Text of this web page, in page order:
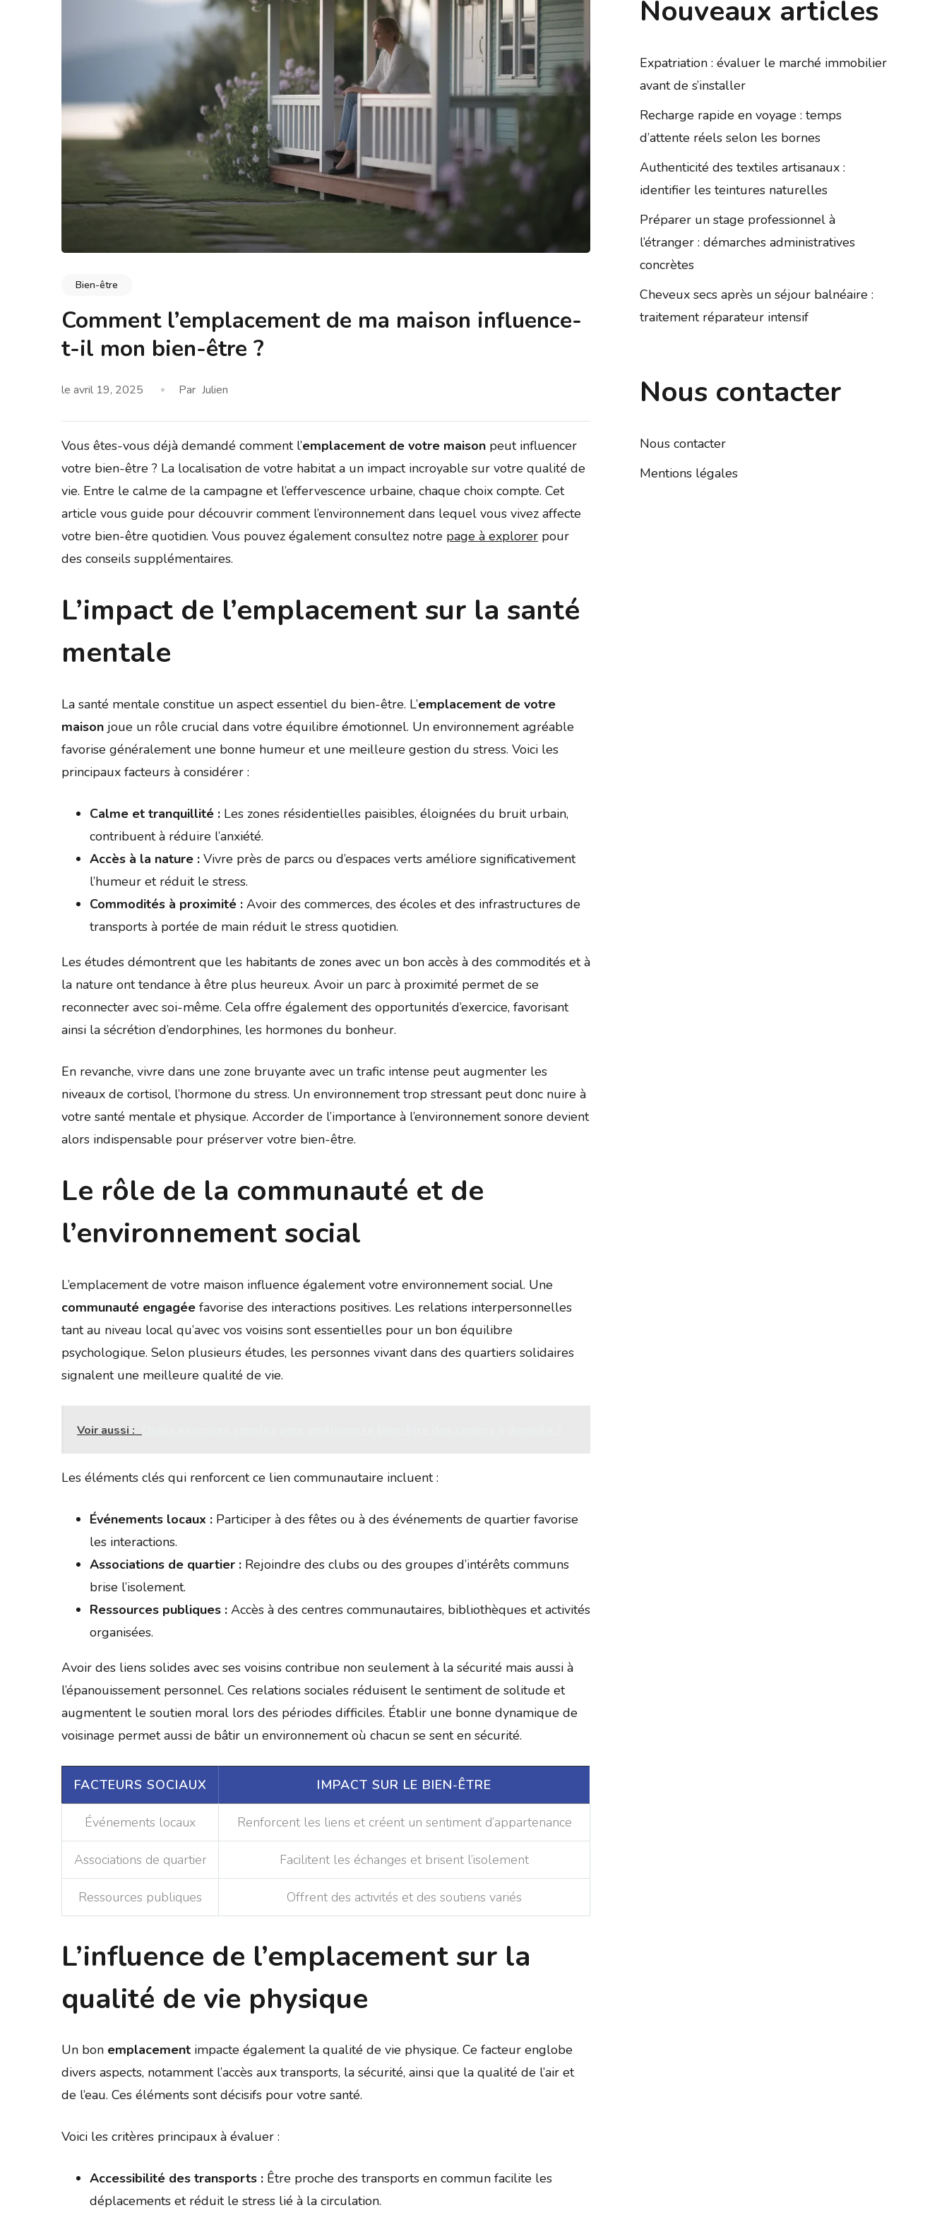
Bien-être
Comment l’emplacement de ma maison influence-
t-il mon bien-être ?
le avril 19, 2025 Par Julien
Vous êtes-vous déjà demandé comment l’emplacement de votre maison peut influencer
votre bien-être ? La localisation de votre habitat a un impact incroyable sur votre qualité de
vie. Entre le calme de la campagne et l’effervescence urbaine, chaque choix compte. Cet
article vous guide pour découvrir comment l’environnement dans lequel vous vivez affecte
votre bien-être quotidien. Vous pouvez également consultez notre page à explorer pour
des conseils supplémentaires.
L’impact de l’emplacement sur la santé
mentale
La santé mentale constitue un aspect essentiel du bien-être. L’emplacement de votre
maison joue un rôle crucial dans votre équilibre émotionnel. Un environnement agréable
favorise généralement une bonne humeur et une meilleure gestion du stress. Voici les
principaux facteurs à considérer :
Calme et tranquillité : Les zones résidentielles paisibles, éloignées du bruit urbain,
contribuent à réduire l’anxiété.
Accès à la nature : Vivre près de parcs ou d’espaces verts améliore significativement
l’humeur et réduit le stress.
Commodités à proximité : Avoir des commerces, des écoles et des infrastructures de
transports à portée de main réduit le stress quotidien.
Les études démontrent que les habitants de zones avec un bon accès à des commodités et à
la nature ont tendance à être plus heureux. Avoir un parc à proximité permet de se
reconnecter avec soi-même. Cela offre également des opportunités d’exercice, favorisant
ainsi la sécrétion d’endorphines, les hormones du bonheur.
En revanche, vivre dans une zone bruyante avec un trafic intense peut augmenter les
niveaux de cortisol, l’hormone du stress. Un environnement trop stressant peut donc nuire à
votre santé mentale et physique. Accorder de l’importance à l’environnement sonore devient
alors indispensable pour préserver votre bien-être.
Le rôle de la communauté et de
l’environnement social
L’emplacement de votre maison influence également votre environnement social. Une
communauté engagée favorise des interactions positives. Les relations interpersonnelles
tant au niveau local qu’avec vos voisins sont essentielles pour un bon équilibre
psychologique. Selon plusieurs études, les personnes vivant dans des quartiers solidaires
signalent une meilleure qualité de vie.
Voir aussi :
Les éléments clés qui renforcent ce lien communautaire incluent :
Événements locaux : Participer à des fêtes ou à des événements de quartier favorise
les interactions.
Associations de quartier : Rejoindre des clubs ou des groupes d’intérêts communs
brise l’isolement.
Ressources publiques : Accès à des centres communautaires, bibliothèques et activités
organisées.
Avoir des liens solides avec ses voisins contribue non seulement à la sécurité mais aussi à
l’épanouissement personnel. Ces relations sociales réduisent le sentiment de solitude et
augmentent le soutien moral lors des périodes difficiles. Établir une bonne dynamique de
voisinage permet aussi de bâtir un environnement où chacun se sent en sécurité.
FACTEURS SOCIAUX IMPACT SUR LE BIEN-ÊTRE
Événements locaux Renforcent les liens et créent un sentiment d’appartenance
Associations de quartier Facilitent les échanges et brisent l’isolement
Ressources publiques Offrent des activités et des soutiens variés
L’influence de l’emplacement sur la
qualité de vie physique
Un bon emplacement impacte également la qualité de vie physique. Ce facteur englobe
divers aspects, notamment l’accès aux transports, la sécurité, ainsi que la qualité de l’air et
de l’eau. Ces éléments sont décisifs pour votre santé.
Voici les critères principaux à évaluer :
Accessibilité des transports : Être proche des transports en commun facilite les
déplacements et réduit le stress lié à la circulation.
Nouveaux articles
Expatriation : évaluer le marché immobilier
avant de s’installer
Recharge rapide en voyage : temps
d’attente réels selon les bornes
Authenticité des textiles artisanaux :
identifier les teintures naturelles
Préparer un stage professionnel à
l’étranger : démarches administratives
concrètes
Cheveux secs après un séjour balnéaire :
traitement réparateur intensif
Nous contacter
Nous contacter
Mentions légales